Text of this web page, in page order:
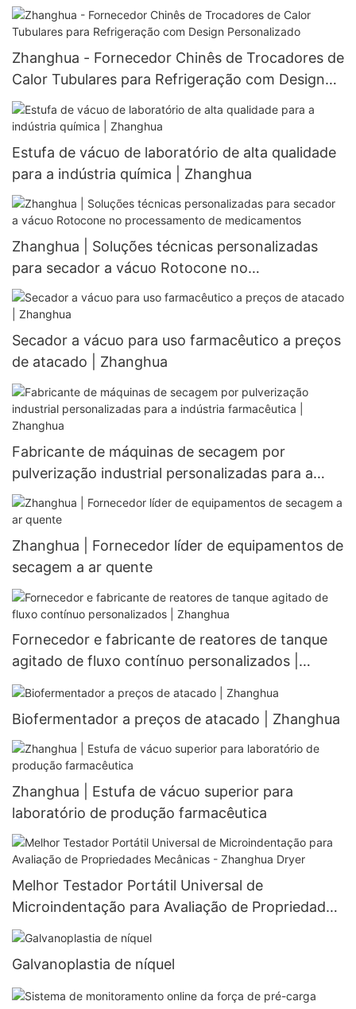
farmacêutica e química - Produto mais vendido
Zhanghua - Fornecedor Chinês de Trocadores de
Calor Tubulares para Refrigeração com Design
Personalizado
Estufa de vácuo de laboratório de alta qualidade
para a indústria química | Zhanghua
Zhanghua | Soluções técnicas personalizadas
para secador a vácuo Rotocone no
processamento de medicamentos
Secador a vácuo para uso farmacêutico a preços
de atacado | Zhanghua
Fabricante de máquinas de secagem por
pulverização industrial personalizadas para a
indústria farmacêutica | Zhanghua
Zhanghua | Fornecedor líder de equipamentos de
secagem a ar quente
Fornecedor e fabricante de reatores de tanque
agitado de fluxo contínuo personalizados |
Zhanghua
Biofermentador a preços de atacado | Zhanghua
Zhanghua | Estufa de vácuo superior para
laboratório de produção farmacêutica
Melhor Testador Portátil Universal de
Microindentação para Avaliação de Propriedades
Mecânicas - Zhanghua Dryer
Galvanoplastia de níquel